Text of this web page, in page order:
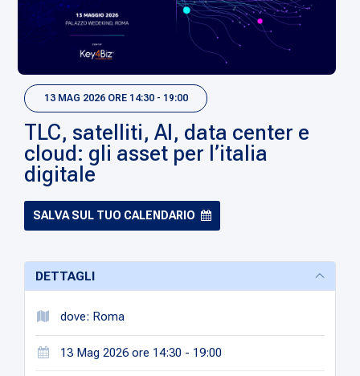
13 MAG 2026 ORE 14:30 - 19:00
TLC, satelliti, AI, data center e
cloud: gli asset per l’italia
digitale
SALVA SUL TUO CALENDARIO
DETTAGLI
dove: Roma
13 Mag 2026 ore 14:30 - 19:00